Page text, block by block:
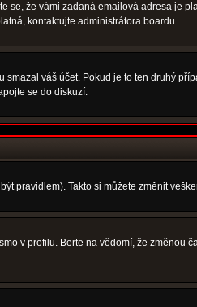
se, že vámi zadaná emailová adresa je
kontaktujte administrátora boardu.
váš účet. Pokud je to ten druhý
se do diskuzí.
pravidlem). Takto si můžete změnit
v profilu. Berte na vědomí, že změnou